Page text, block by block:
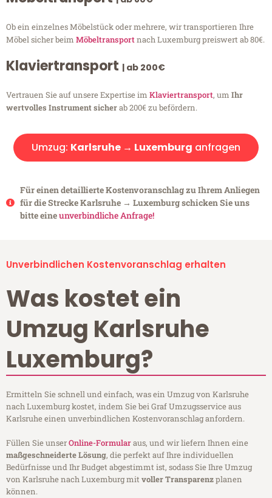
Ob ein einzelnes Möbelstück oder mehrere, wir transportieren Ihre
Möbel sicher beim Möbeltransportnach Luxemburg preiswert ab 80€.
Klaviertransport | ab 200€
Vertrauen Sie auf unsere Expertise im Klaviertransport, um Ihr
wertvolles Instrument sicherab 200€ zu befördern.
Umzug: Karlsruhe → Luxemburg anfragen
Für einen detaillierte Kostenvoranschlag zu Ihrem Anliegen
für die Strecke Karlsruhe → Luxemburg schicken Sie uns
bitte eineunverbindliche Anfrage!
Unverbindlichen Kostenvoranschlag erhalten
Was kostet ein
Umzug Karlsruhe
Luxemburg?
Ermitteln Sie schnell und einfach, was ein Umzug von Karlsruhe
nach Luxemburg kostet, indem Sie bei Graf Umzugsservice aus
Karlsruhe einen unverbindlichen Kostenvoranschlag anfordern.
Füllen Sie unserOnline-Formularaus, und wir liefern Ihnen eine
maßgeschneiderte Lösung, die perfekt auf Ihre individuellen
Bedürfnisse und Ihr Budget abgestimmt ist, sodass Sie Ihre Umzug
von Karlsruhe nach Luxemburg mitvoller Transparenzplanen
können.